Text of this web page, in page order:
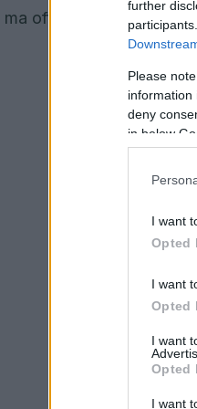
further
Please
information
deny
in below
I want
Opted
I want
Opted
I want
Opted
I want
offre anche